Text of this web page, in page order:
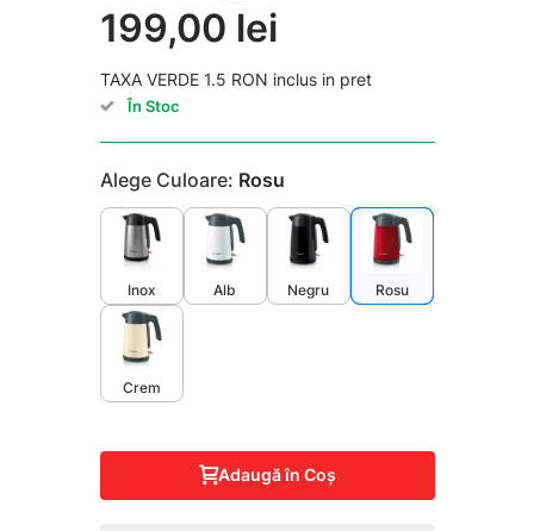
199,00 lei
TAXA VERDE 1.5 RON inclus in pret
În Stoc
Alege Culoare: Rosu
Inox Alb Negru Rosu
Crem
Adaugă în Coş